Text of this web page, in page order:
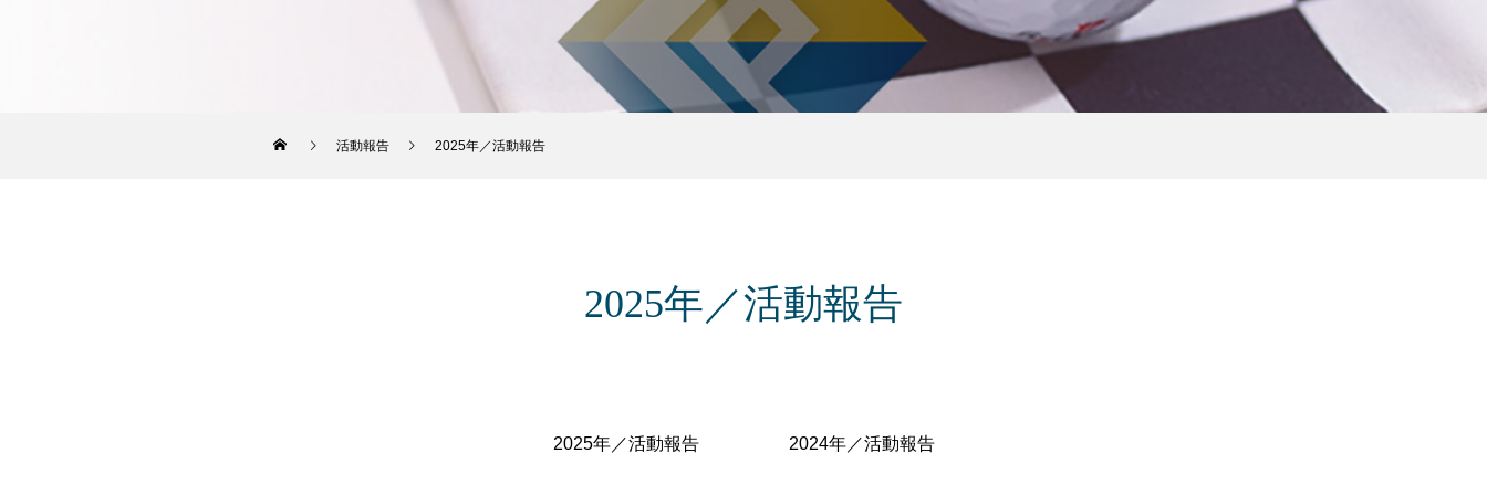
Activity Report
活動報告
活動報告 2025年／活動報告
2025年／活動報告
2025年／活動報告 2024年／活動報告